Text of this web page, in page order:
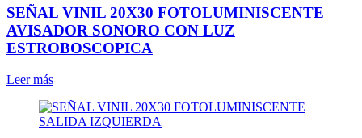
SEÑAL VINIL 20X30 FOTOLUMINISCENTE
AVISADOR SONORO CON LUZ
ESTROBOSCOPICA
Leer más